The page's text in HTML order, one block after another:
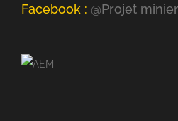
Facebook : @Projet